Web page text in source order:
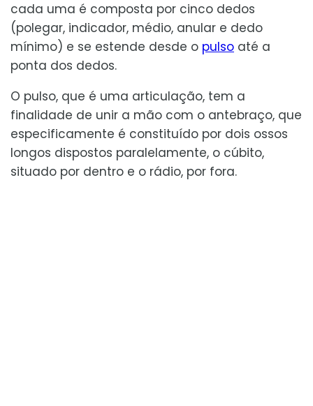
cada uma é composta por cinco dedos
(polegar, indicador, médio, anular e dedo
mínimo) e se estende desde o pulso até a
ponta dos dedos.
O pulso, que é uma articulação, tem a
finalidade de unir a mão com o antebraço, que
especificamente é constituído por dois ossos
longos dispostos paralelamente, o cúbito,
situado por dentro e o rádio, por fora.